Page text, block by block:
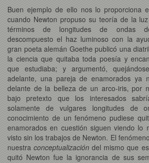
Buen ejemplo de ello nos lo proporciona
cuando Newton propuso su teoría de la
términos de longitudes de ondas
descompuesto el haz luminoso con la
gran poeta alemán Goethe publicó una
la ciencia que quitaba toda poesía y
que estudiaba; y argumentó,
adelante, una pareja de enamorados ya
delante de la belleza de un arco-iris, por
bajo pretexto que los interesados
solamente de vulgares longitudes de
conocimiento de un fenómeno pudiese
enamorados en cuestión siguen viendo lo
visto sin los trabajos de Newton. El
nuestraconceptualizacióndel mismo que
quitó Newton fue la ignorancia de sus